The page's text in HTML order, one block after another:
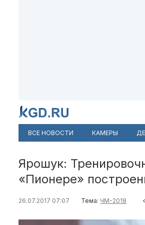
ВСЕ НОВОСТИ КАМЕРЫ
Ярошук:
«Пионере»
26.07.2017 07:07 Тема: ЧМ-2018